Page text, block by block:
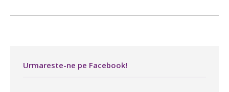
Urmareste-ne pe Facebook!